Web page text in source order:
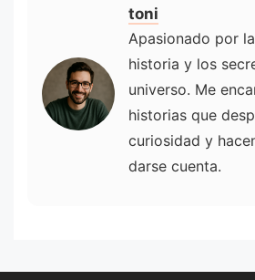
toni
Apasionado por
historia y los
universo. Me
historias que
curiosidad y
darse cuenta.